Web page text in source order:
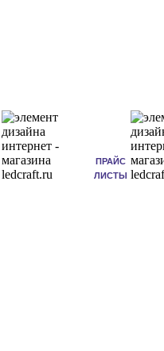
ПРАЙС
ЛИСТЫ